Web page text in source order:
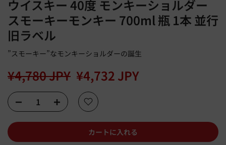
ウイスキー 40度 モンキーショルダー
スモーキーモンキー 700ml 瓶 1本 並行
旧ラベル
”スモーキー”なモンキーショルダーの誕生
¥4,780 JPY ¥4,732 JPY
カートに入れる